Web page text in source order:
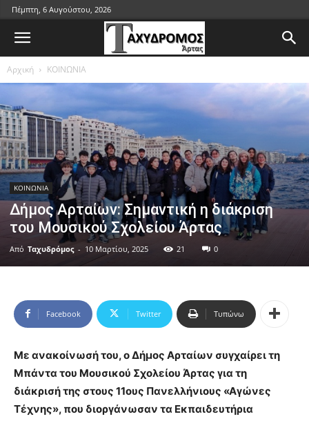
Πέμπτη, 6 Αυγούστου, 2026
Αρχική ΚΟΙΝΩΝΙΑ
ΚΟΙΝΩΝΙΑ
Δήμος Αρταίων: Σημαντική η διάκριση
του Μουσικού Σχολείου Άρτας
Από Ταχυδρόμος - 10 Μαρτίου, 2025 21 0
Facebook Twitter Τυπώνω
Με ανακοίνωσή του, ο Δήμος Αρταίων συγχαίρει τη
Μπάντα του Μουσικού Σχολείου Άρτας για τη
διάκρισή της στους 11ους Πανελλήνιους «Αγώνες
Τέχνης», που διοργάνωσαν τα Εκπαιδευτήρια